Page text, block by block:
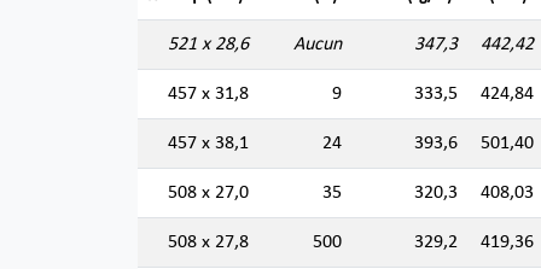
521 x 28,6 Aucun 347,3 442,42
457 x 31,8 9 333,5 424,84
457 x 38,1 24 393,6 501,40
508 x 27,0 35 320,3 408,03
508 x 27,8 500 329,2 419,36